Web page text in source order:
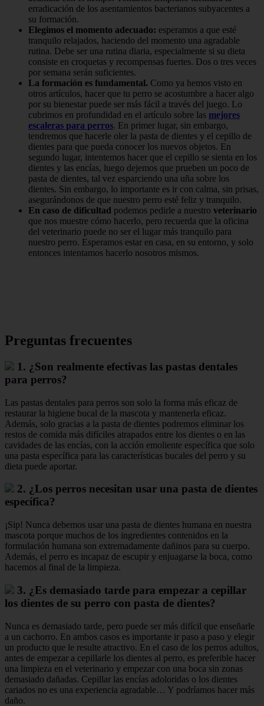
erradicación de los asentamientos bacterianos subyacentes a
su formación.
Elegimos el momento adecuado: esperamos a que esté
tranquilo relajados, haciendo del momento una agradable
rutina. Debe ser una rutina diaria, especialmente si su dieta
consiste en croquetas y recompensas fuertes. Dos o tres veces
por semana serán suficientes.
La formación es fundamental. Como ya hemos visto en
otros artículos, hacer que tu perro se acostumbre a hacer algo
por su bienestar puede ser más fácil a través del juego. Lo
cubrimos en profundidad en el artículo sobre las mejores
escaleras para perros. En primer lugar, sin embargo,
tendremos que hacerle oler la pasta de dientes y el cepillo de
dientes para que pueda conocer los nuevos objetos. En
segundo lugar, intentemos hacer que el cepillo se sienta en los
dientes y las encías, luego dejemos que prueben un poco de
pasta de dientes, tal vez esparciendo una uña sobre los
dientes. Sin embargo, lo importante es ir con calma, sin prisas,
asegurándonos de que nuestro perro esté feliz y tranquilo.
En caso de dificultad podemos pedirle a nuestro veterinario
que nos muestre cómo hacerlo, pero recuerda que la oficina
del veterinario puede no ser el lugar más tranquilo para
nuestro perro. Esperamos estar en casa, en su entorno, y solo
entonces intentamos hacerlo nosotros mismos.
Preguntas frecuentes
1. ¿Son realmente efectivas las pastas dentales
para perros?
Las pastas dentales para perros son solo la forma más eficaz de
restaurar la higiene bucal de la mascota y mantenerla eficaz.
Además, solo gracias a la pasta de dientes podremos eliminar los
restos de comida más difíciles atrapados entre los dientes o en las
cavidades de las encías, con la acción emoliente específica que solo
una pasta específica para las características bucales del perro y su
dieta puede aportar.
2. ¿Los perros necesitan usar una pasta de dientes
específica?
¡Sip! Nunca debemos usar una pasta de dientes humana en nuestra
mascota porque muchos de los ingredientes contenidos en la
formulación humana son extremadamente dañinos para su cuerpo.
Además, el perro es incapaz de escupir y enjuagarse la boca, como
hacemos al final de la limpieza.
3. ¿Es demasiado tarde para empezar a cepillar
los dientes de su perro con pasta de dientes?
Nunca es demasiado tarde, pero puede ser más difícil que enseñarle
a un cachorro. En ambos casos es importante ir paso a paso y elegir
un producto que le resulte atractivo. En el caso de los perros adultos,
antes de empezar a cepillarle los dientes al perro, es preferible hacer
una limpieza en el veterinario y empezar con una boca sin zonas
demasiado dañadas. Cepillar las encías adoloridas o los dientes
cariados no es una experiencia agradable… Y podríamos hacer más
daño.